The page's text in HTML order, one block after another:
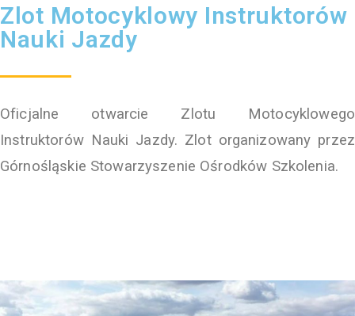
Zlot Motocyklowy Instruktorów
Nauki Jazdy
Oficjalne otwarcie Zlotu Motocyklowego
Instruktorów Nauki Jazdy. Zlot organizowany przez
Górnośląskie Stowarzyszenie Ośrodków Szkolenia.